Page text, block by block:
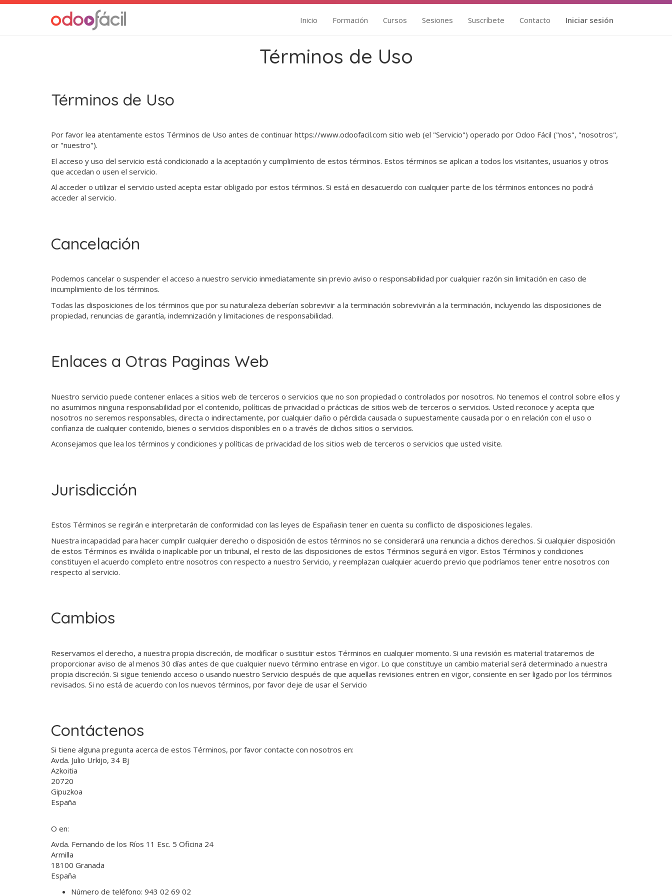
Inicio Formación Cursos Sesiones Suscríbete Contacto Iniciar sesión
Términos de Uso
Términos de Uso
Por favor lea atentamente estos Términos de Uso antes de continuar https://www.odoofacil.com sitio web (el "Servicio") operado por Odoo Fácil ("nos", "nosotros",
or "nuestro").
El acceso y uso del servicio está condicionado a la aceptación y cumplimiento de estos términos. Estos términos se aplican a todos los visitantes, usuarios y otros
que accedan o usen el servicio.
Al acceder o utilizar el servicio usted acepta estar obligado por estos términos. Si está en desacuerdo con cualquier parte de los términos entonces no podrá
acceder al servicio.
Cancelación
Podemos cancelar o suspender el acceso a nuestro servicio inmediatamente sin previo aviso o responsabilidad por cualquier razón sin limitación en caso de
incumplimiento de los términos.
Todas las disposiciones de los términos que por su naturaleza deberían sobrevivir a la terminación sobrevivirán a la terminación, incluyendo las disposiciones de
propiedad, renuncias de garantía, indemnización y limitaciones de responsabilidad.
Enlaces a Otras Paginas Web
Nuestro servicio puede contener enlaces a sitios web de terceros o servicios que no son propiedad o controlados por nosotros. No tenemos el control sobre ellos y
no asumimos ninguna responsabilidad por el contenido, políticas de privacidad o prácticas de sitios web de terceros o servicios. Usted reconoce y acepta que
nosotros no seremos responsables, directa o indirectamente, por cualquier daño o pérdida causada o supuestamente causada por o en relación con el uso o
confianza de cualquier contenido, bienes o servicios disponibles en o a través de dichos sitios o servicios.
Aconsejamos que lea los términos y condiciones y políticas de privacidad de los sitios web de terceros o servicios que usted visite.
Jurisdicción
Estos Términos se regirán e interpretarán de conformidad con las leyes de Españasin tener en cuenta su conflicto de disposiciones legales.
Nuestra incapacidad para hacer cumplir cualquier derecho o disposición de estos términos no se considerará una renuncia a dichos derechos. Si cualquier disposición
de estos Términos es inválida o inaplicable por un tribunal, el resto de las disposiciones de estos Términos seguirá en vigor. Estos Términos y condiciones
constituyen el acuerdo completo entre nosotros con respecto a nuestro Servicio, y reemplazan cualquier acuerdo previo que podríamos tener entre nosotros con
respecto al servicio.
Cambios
Reservamos el derecho, a nuestra propia discreción, de modificar o sustituir estos Términos en cualquier momento. Si una revisión es material trataremos de
proporcionar aviso de al menos ​30 días antes de que cualquier nuevo término entrase en vigor. Lo que constituye un cambio material será determinado a nuestra
propia discreción. Si sigue teniendo acceso o usando nuestro Servicio después de que aquellas revisiones entren en vigor, consiente en ser ligado por los términos
revisados. Si no está de acuerdo con los nuevos términos, por favor deje de usar el Servicio
Contáctenos
Si tiene alguna pregunta acerca de estos Términos, por favor contacte con nosotros en:
Avda. Julio Urkijo, 34 Bj
Azkoitia
20720
Gipuzkoa
España
O en:
Avda. Fernando de los Ríos 11 Esc. 5 Oficina 24
Armilla
18100 Granada
España
Número de teléfono: 943 02 69 02